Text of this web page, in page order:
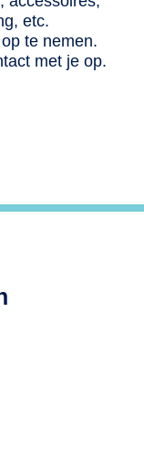
etc.
te nemen.
met je op.